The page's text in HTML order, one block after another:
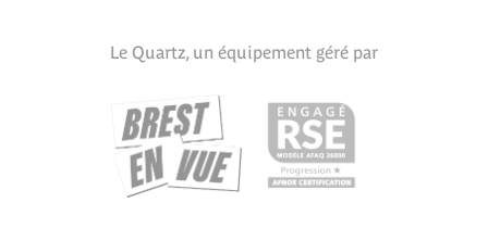
Le Quartz, un équipement géré par